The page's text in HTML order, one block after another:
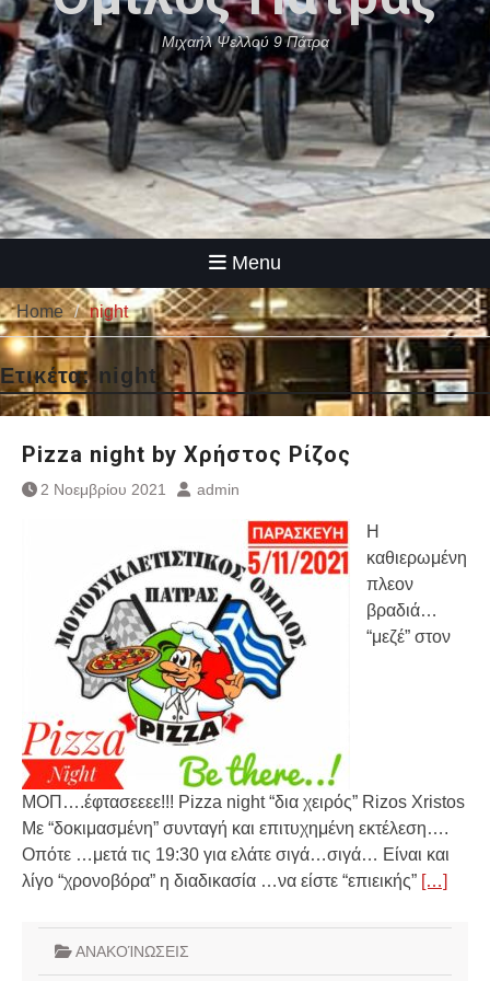
Μιχαήλ Ψελλού 9 Πάτρα
Menu
Home night
Ετικέτα: night
Pizza night by Χρήστος Ρίζος
2 Νοεμβρίου 2021 admin
Η
καθιερωμένη
πλεον
βραδιά…
“μεζέ” στον
ΜΟΠ….έφτασεεεε!!! Pizza night “δια χειρός” Rizos Xristos
Με “δοκιμασμένη” συνταγή και επιτυχημένη εκτέλεση….
Οπότε …μετά τις 19:30 για ελάτε σιγά…σιγά… Είναι και
λίγο “χρονοβόρα” η διαδικασία …να είστε “επιεικής” […]
ΑΝΑΚΟΊΝΩΣΕΙΣ